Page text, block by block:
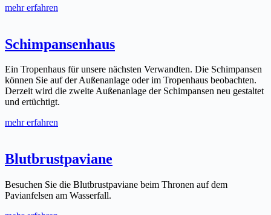
mehr erfahren
Schimpansenhaus
Ein Tropenhaus für unsere nächsten Verwandten. Die Schimpansen
können Sie auf der Außenanlage oder im Tropenhaus beobachten.
Derzeit wird die zweite Außenanlage der Schimpansen neu gestaltet
und ertüchtigt.
mehr erfahren
Blutbrustpaviane
Besuchen Sie die Blutbrustpaviane beim Thronen auf dem
Pavianfelsen am Wasserfall.